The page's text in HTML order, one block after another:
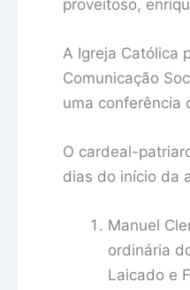
proveitoso,
A Igreja Católica
Comunicação
uma conferência
O cardeal-
dias do início da
Manuel
ordinária
Laicado e